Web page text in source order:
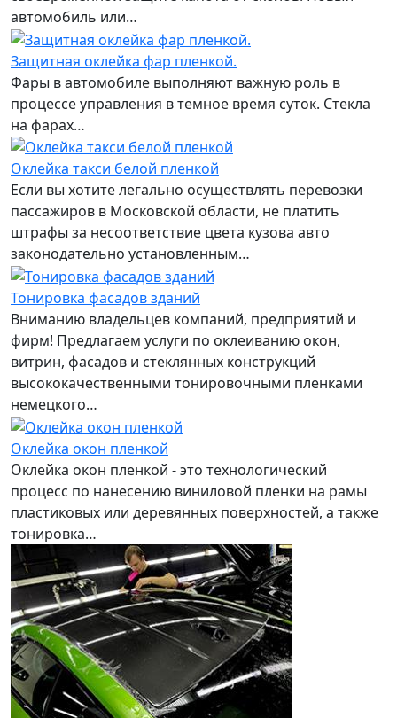
автомобиль или…
Защитная оклейка фар пленкой.
Фары в автомобиле выполняют важную роль в
процессе управления в темное время суток. Стекла
на фарах…
Оклейка такси белой пленкой
Если вы хотите легально осуществлять перевозки
пассажиров в Московской области, не платить
штрафы за несоответствие цвета кузова авто
законодательно установленным…
Тонировка фасадов зданий
Вниманию владельцев компаний, предприятий и
фирм! Предлагаем услуги по оклеиванию окон,
витрин, фасадов и стеклянных конструкций
высококачественными тонировочными пленками
немецкого…
Оклейка окон пленкой
Оклейка окон пленкой - это технологический
процесс по нанесению виниловой пленки на рамы
пластиковых или деревянных поверхностей, а также
тонировка…